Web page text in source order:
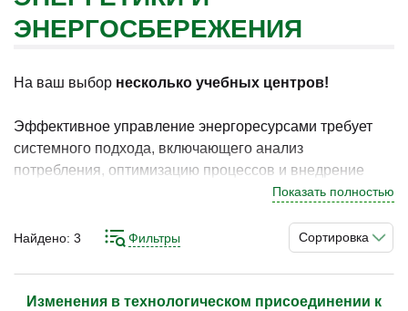
ЭНЕРГОСБЕРЕЖЕНИЯ
На ваш выбор несколько учебных центров!
Эффективное управление энергоресурсами требует
системного подхода, включающего анализ
потребления, оптимизацию процессов и внедрение
решений по энергосбережению. В Санкт-Петербурге
специалистов, которые стремятся снижать
энергозатраты и повышать эффективность систем.
Глубокое понимание принципов энергетики,
энергосбережения и требований помогает выстраивать
Показать полностью
Сортировка
Найдено: 3 Фильтры
Изменения в технологическом присоединении к